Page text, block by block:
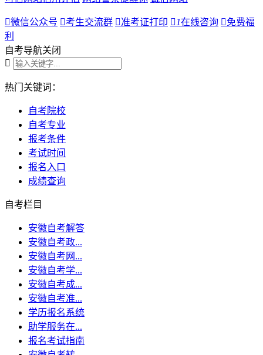
微信公众号 考生交流群 准考证打印  1在线咨询 免费福
利
自考导航关闭

热门关键词：
自考院校
自考专业
报考条件
考试时间
报名入口
成绩查询
自考栏目
安徽自考解答
安徽自考政...
安徽自考网...
安徽自考学...
安徽自考成...
安徽自考准...
学历报名系统
助学服务在...
报名考试指南